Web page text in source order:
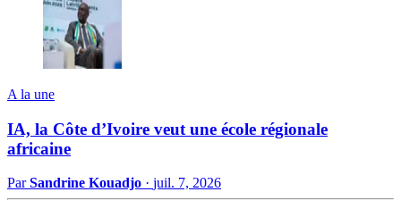
A la une
IA, la Côte d’Ivoire veut une école régionale
africaine
ParSandrine Kouadjo · juil. 7, 2026